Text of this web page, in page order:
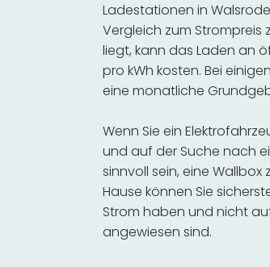
Ladestationen in
Vergleich zum Strompreis
liegt, kann das Laden an
pro kWh kosten. Bei
eine monatliche
Wenn Sie ein
und auf der Suche nach
sinnvoll sein, eine Wallbox
Hause können Sie
Strom haben und nicht
angewiesen sind.